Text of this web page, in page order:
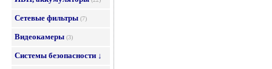
Сетевые фильтры (7)
Видеокамеры (3)
Системы безопасности ↓